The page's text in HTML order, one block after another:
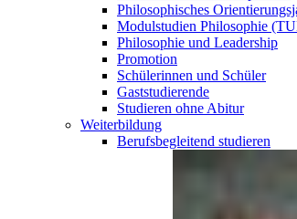
Philosophisches
Modulstudien Philosophie
Philosophie und Leadership
Promotion
Schülerinnen und Schüler
Gaststudierende
Studieren ohne Abitur
Weiterbildung
Berufsbegleitend studieren